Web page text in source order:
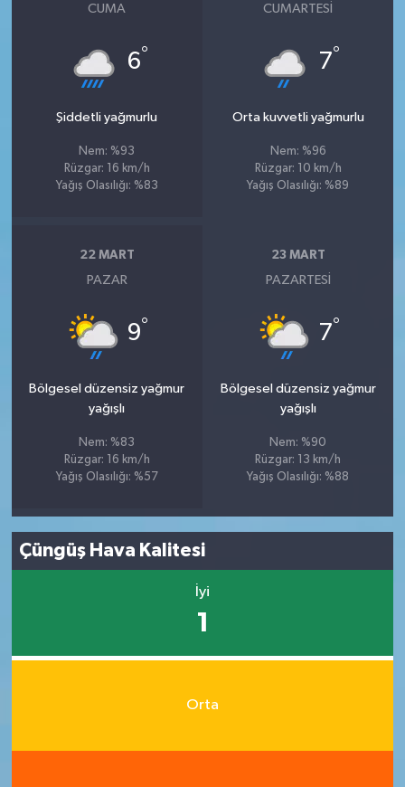
CUMA
6°
Şiddetli yağmurlu
Nem: %93
Rüzgar: 16 km/h
Yağış Olasılığı: %83
CUMARTESI
7°
Orta kuvvetli yağmurlu
Nem: %96
Rüzgar: 10 km/h
Yağış Olasılığı: %89
22 MART
PAZAR
9°
Bölgesel düzensiz yağmur
yağışlı
Nem: %83
Rüzgar: 16 km/h
Yağış Olasılığı: %57
23 MART
PAZARTESI
7°
Bölgesel düzensiz yağmur
yağışlı
Nem: %90
Rüzgar: 13 km/h
Yağış Olasılığı: %88
Çüngüş Hava Kalitesi
İyi
1
Orta